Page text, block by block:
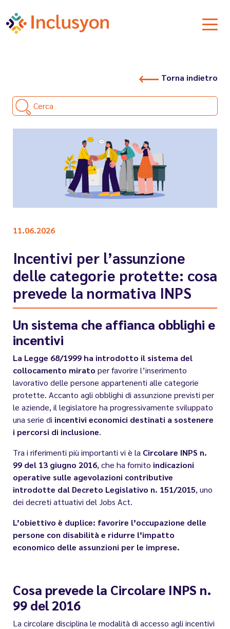
Torna indietro
Cerca
11.06.2026
Incentivi per l’assunzione
delle categorie protette: cosa
prevede la normativa INPS
Un sistema che affianca obblighi e
incentivi
La Legge 68/1999 ha introdotto il sistema del
collocamento mirato per favorire l’inserimento
lavorativo delle persone appartenenti alle categorie
protette. Accanto agli obblighi di assunzione previsti per
le aziende, il legislatore ha progressivamente sviluppato
una serie di incentivi economici destinati a sostenere
i percorsi di inclusione.
Tra i riferimenti più importanti vi è la Circolare INPS n.
99 del 13 giugno 2016, che ha fornito indicazioni
operative sulle agevolazioni contributive
introdotte dal Decreto Legislativo n. 151/2015, uno
dei decreti attuativi del Jobs Act.
L’obiettivo è duplice: favorire l’occupazione delle
persone con disabilità e ridurre l’impatto
economico delle assunzioni per le imprese.
Cosa prevede la Circolare INPS n.
99 del 2016
La circolare disciplina le modalità di accesso agli incentivi